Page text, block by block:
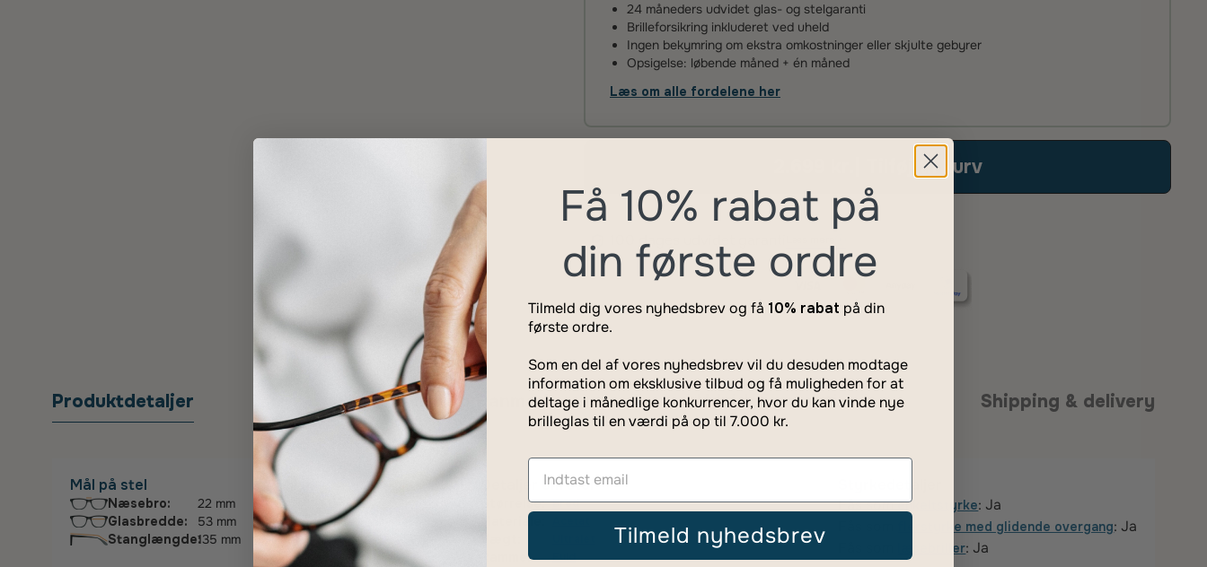
24 måneders udvidet glas- og stelgaranti
Brilleforsikring inkluderet ved uheld
Ingen bekymring om ekstra omkostninger eller skjulte gebyrer
Opsigelse: løbende måned + én måned
Læs om alle fordelene her
| Tilføj til kurv
100 dages udvidet garanti
Produktdetaljer Sygeforsikring Danmark Udvidet garanti Shipping & delivery
Mål på stel
Næsebro:
22 mm
Glasbredde:
53 mm
Stanglængde:135 mm
Detaljer om stel
Størrelse: Bred
Materiale:
Ramme: Fuld
Fås somenkeltstyrke: Ja
flerstyrke med glidende overgang: Ja
læsebriller: Ja
Få 10% rabat på
din første ordre
Tilmeld dig vores nyhedsbrev og få 10% rabat på din
første ordre.
Som en del af vores nyhedsbrev vil du desuden modtage
information om eksklusive tilbud og få muligheden for at
deltage i månedlige konkurrencer, hvor du kan vinde nye
brilleglas til en værdi på op til 7.000 kr.
Tilmeld nyhedsbrev